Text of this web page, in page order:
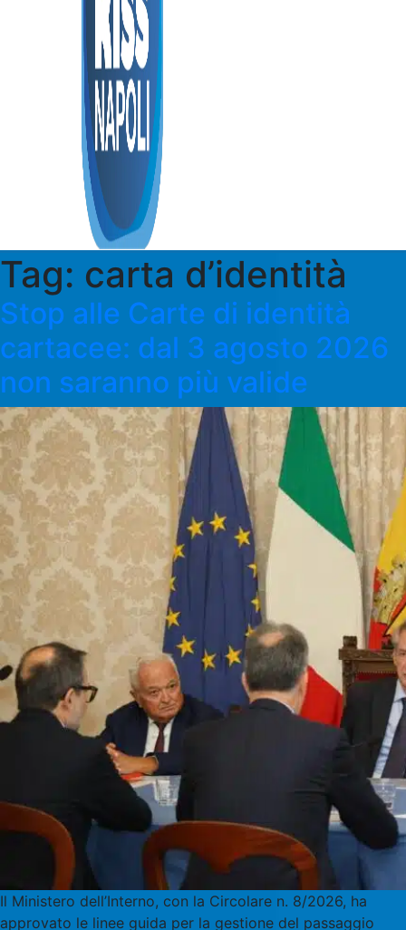
Tag: carta d’identità
Stop alle Carte di identità
cartacee: dal 3 agosto 2026
non saranno più valide
Il Ministero dell’Interno, con la Circolare n. 8/2026, ha
approvato le linee guida per la gestione del passaggio